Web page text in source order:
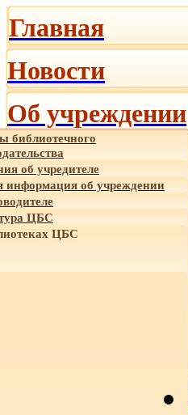
Главная
Новости
Об учреждении
библиотечного
об учредителе
об учреждении
ЦБС
ЦБС